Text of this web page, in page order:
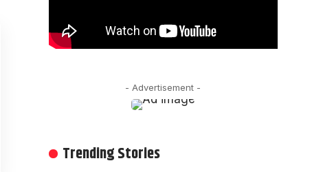
- Advertisement -
Trending Stories